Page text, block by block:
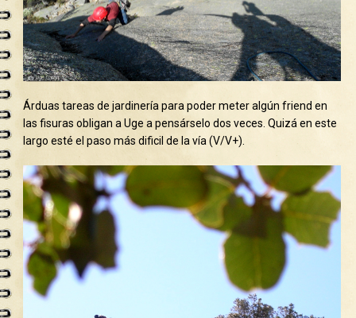
Árduas tareas de jardinería para poder meter algún friend en
las fisuras obligan a Uge a pensárselo dos veces. Quizá en este
largo esté el paso más dificil de la vía (V/V+).